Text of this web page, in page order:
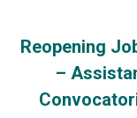
Reopening
–